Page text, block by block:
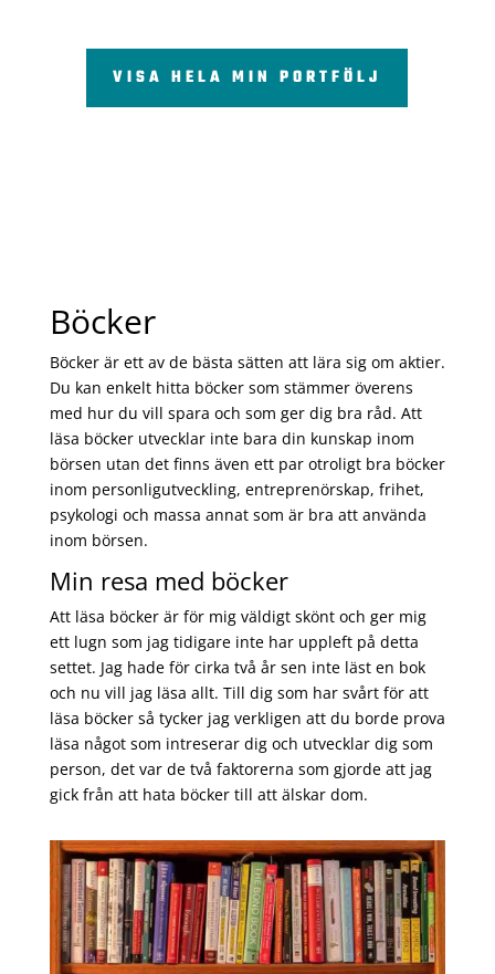
VISA HELA MIN PORTFÖLJ
Böcker
Böcker är ett av de bästa sätten att lära sig om aktier.
Du kan enkelt hitta böcker som stämmer överens
med hur du vill spara och som ger dig bra råd. Att
läsa böcker utvecklar inte bara din kunskap inom
börsen utan det finns även ett par otroligt bra böcker
inom personligutveckling, entreprenörskap, frihet,
psykologi och massa annat som är bra att använda
inom börsen.
Min resa med böcker
Att läsa böcker är för mig väldigt skönt och ger mig
ett lugn som jag tidigare inte har uppleft på detta
settet. Jag hade för cirka två år sen inte läst en bok
och nu vill jag läsa allt. Till dig som har svårt för att
läsa böcker så tycker jag verkligen att du borde prova
läsa något som intreserar dig och utvecklar dig som
person, det var de två faktorerna som gjorde att jag
gick från att hata böcker till att älskar dom.